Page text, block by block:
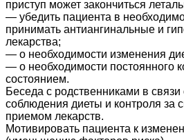
приступ может закончиться
— убедить пациента в
принимать антиангинальные и
лекарства;
— о необходимости изменения
— о необходимости постоянного
состоянием.
Беседа с родственниками в
соблюдения диеты и контроля за
приемом лекарств.
Мотивировать пациента к